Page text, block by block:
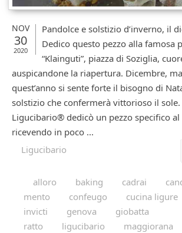
NOV
30
2020
Pandolce e solstizio d’inverno, il
Dedico questo pezzo alla famosa
“Klainguti”, piazza di Soziglia,
auspicandone la riapertura. Dicembre,
quest’anno si sente forte il bisogno di
solstizio che confermerà vittorioso il
Ligucibario® dedicò un pezzo specifico al
ricevendo in poco ...
Ligucibario
alloro baking cadrai
mento
confeugo cucina ligure
invicti
genova
giobatta
ratto
ligucibario maggiorana